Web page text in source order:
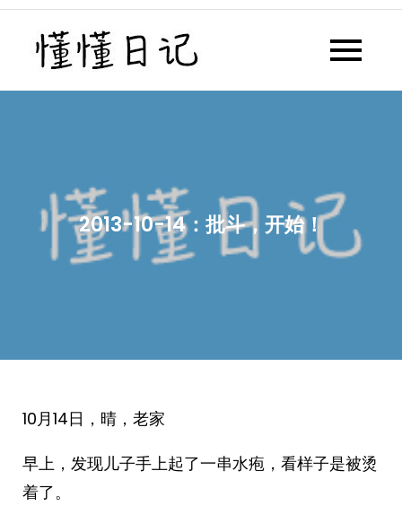
Skip
content
懂懂日记网每天同步更新懂懂学
2013-10-14：批斗，开始！
10月14日，晴，老家
早上，发现儿子手上起了一串水疱，看样子是被烫
着了。